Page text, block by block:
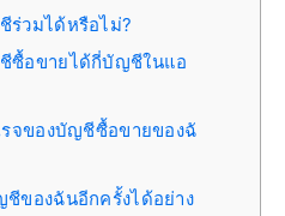
ร่วมได้หรือไม่?
ซื้อขายได้กี่บัญชีในแอ
รจของบัญชีซื้อขายของฉั
ของฉันอีกครั้งได้อย่าง